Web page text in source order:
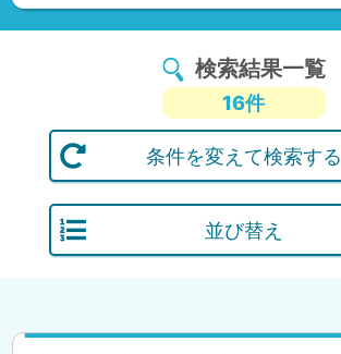
検索結果一覧
16件
条件を変えて検索する
並び替え